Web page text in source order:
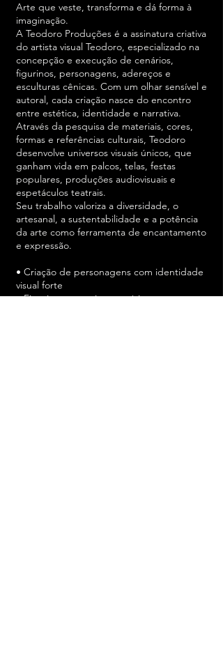
Arte que veste, transforma e dá forma à
imaginação.
A Teodoro Produções é a assinatura criativa
do artista visual Teodoro, especializado na
concepção e execução de cenários,
figurinos, personagens, adereços e
esculturas cênicas. Com um olhar sensível e
autoral, cada criação nasce do encontro
entre estética, identidade e narrativa.
Através da pesquisa de materiais, cores,
formas e referências culturais, Teodoro
desenvolve universos visuais únicos, que
ganham vida em palcos, telas, festas
populares, produções audiovisuais e
espetáculos teatrais.
Seu trabalho valoriza a diversidade, o
artesanal, a sustentabilidade e a potência
da arte como ferramenta de encantamento
e expressão.
• Criação de personagens com identidade
visual forte
• Figurinos autorais e temáticos